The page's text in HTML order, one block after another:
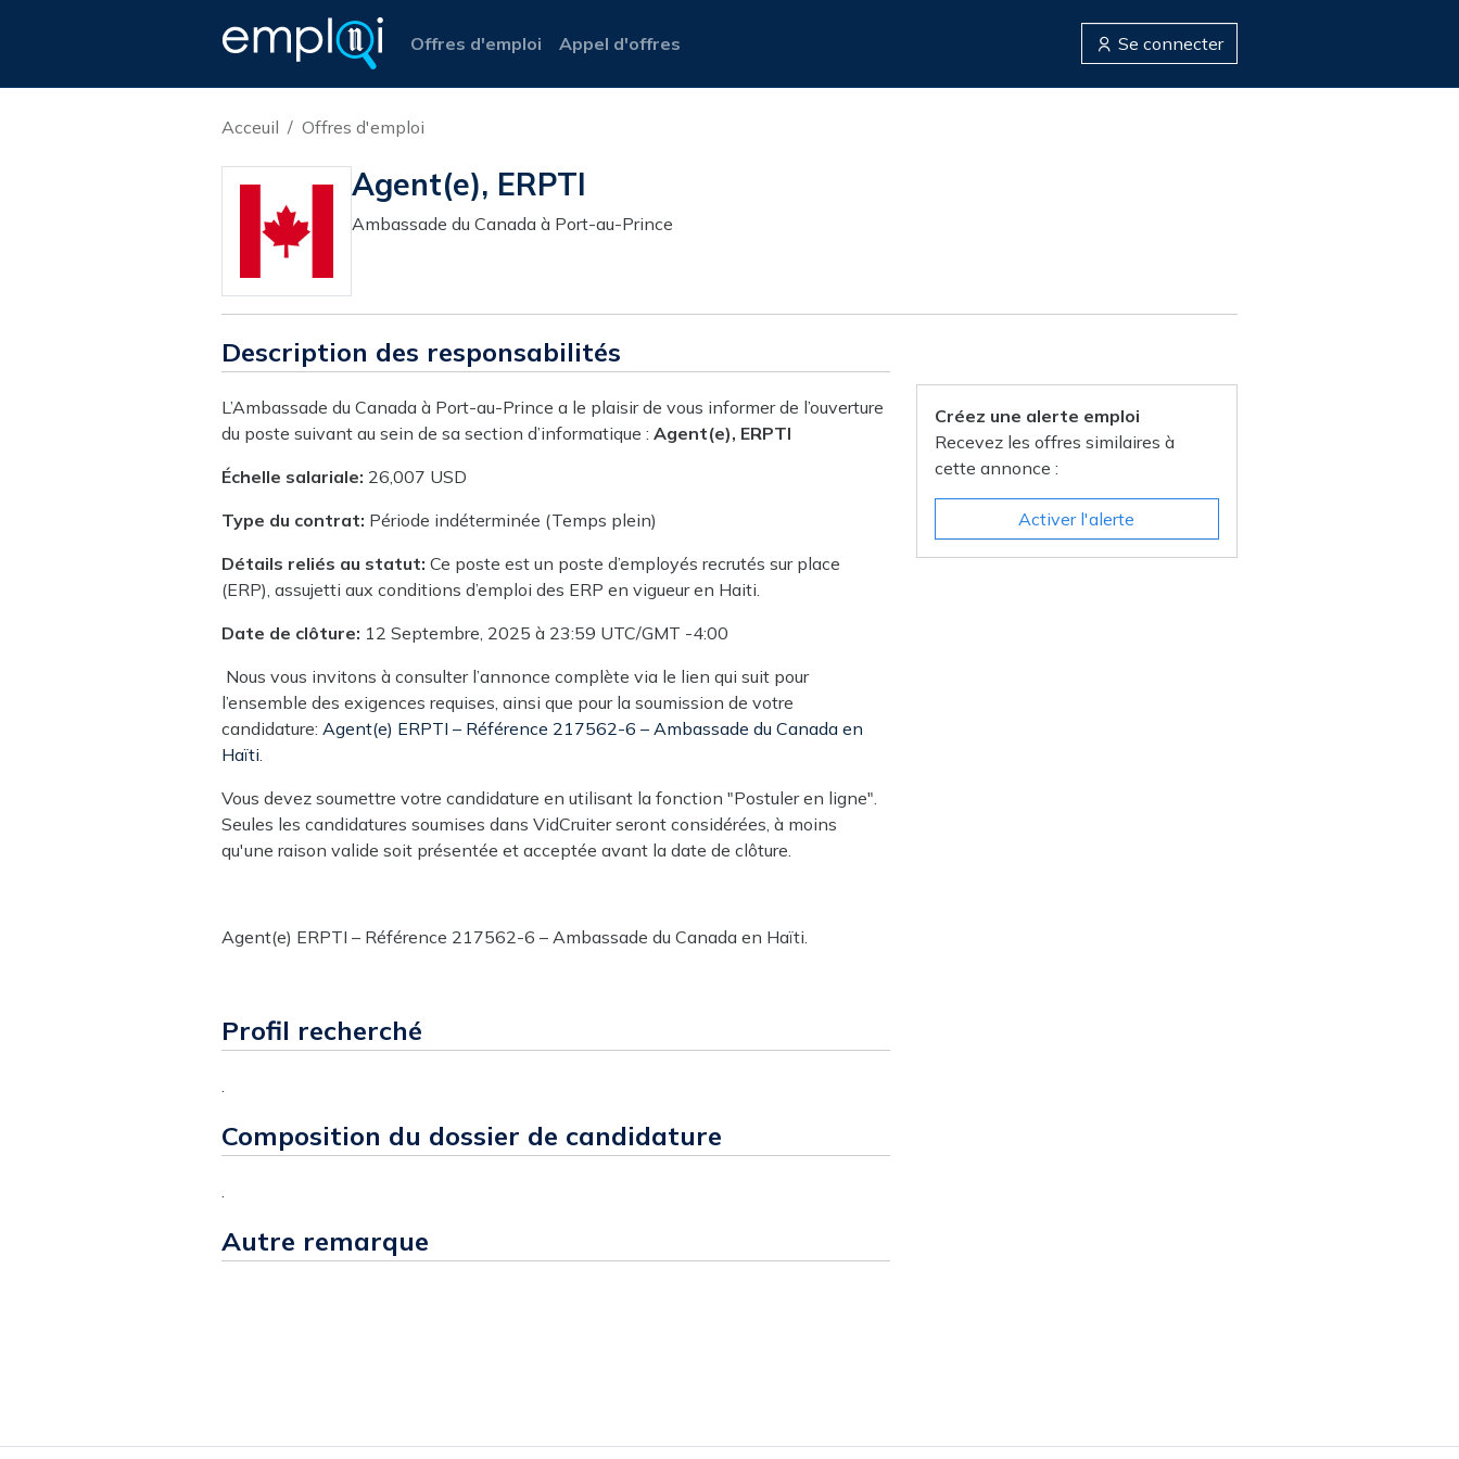
Offres d'emploi Appel d'offres Se connecter
Acceuil Offres d'emploi
Agent(e), ERPTI
Ambassade du Canada à Port-au-Prince
Description des responsabilités
L’Ambassade du Canada à Port-au-Prince a le plaisir de vous informer de l’ouverture
du poste suivant au sein de sa section d’informatique : Agent(e), ERPTI
Échelle salariale: 26,007 USD
Type du contrat: Période indéterminée (Temps plein)
Détails reliés au statut: Ce poste est un poste d’employés recrutés sur place
(ERP), assujetti aux conditions d’emploi des ERP en vigueur en Haiti.
Date de clôture: 12 Septembre, 2025 à 23:59 UTC/GMT -4:00
Nous vous invitons à consulter l’annonce complète via le lien qui suit pour
l’ensemble des exigences requises, ainsi que pour la soumission de votre
candidature: Agent(e) ERPTI – Référence 217562-6 – Ambassade du Canada en
Haïti
Vous devez soumettre votre candidature en utilisant la fonction "Postuler en ligne".
Seules les candidatures soumises dans VidCruiter seront considérées, à moins
qu'une raison valide soit présentée et acceptée avant la date de clôture.
Agent(e) ERPTI – Référence 217562-6 – Ambassade du Canada en Haïti.
Profil recherché
Composition du dossier de candidature
Autre remarque
Créez une alerte emploi
Recevez les offres similaires à
cette annonce :
Activer l'alerte